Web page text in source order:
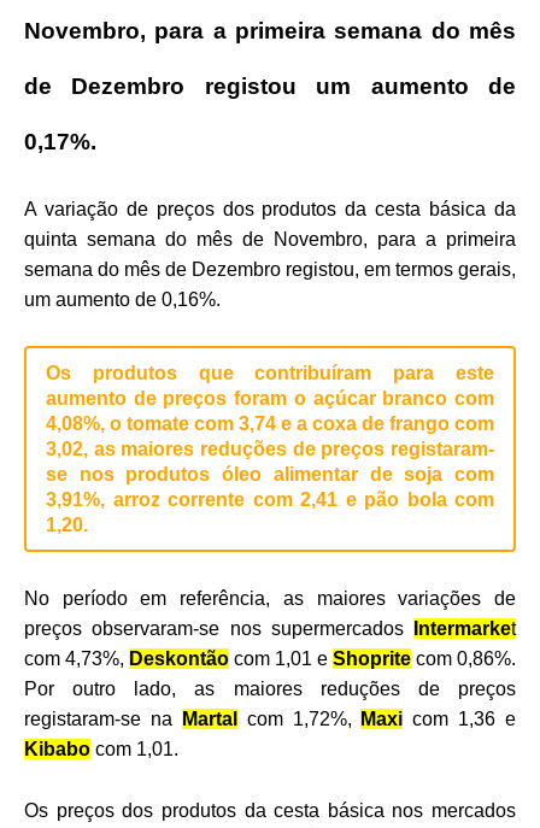
Novembro, para a primeira semana do mês
de Dezembro registou um aumento de
0,17%.
A variação de preços dos produtos da cesta básica da
quinta semana do mês de Novembro, para a primeira
semana do mês de Dezembro registou, em termos gerais,
um aumento de 0,16%.
Os produtos que contribuíram para este
aumento de preços foram o açúcar branco com
4,08%, o tomate com 3,74 e a coxa de frango com
3,02, as maiores reduções de preços registaram-
se nos produtos óleo alimentar de soja com
3,91%, arroz corrente com 2,41 e pão bola com
1,20.
No período em referência, as maiores variações de
preços observaram-se nos supermercados
Intermarket
com 4,73%, Deskontão com 1,01 e Shoprite com 0,86%.
Por outro lado, as maiores reduções de preços
registaram-se na
Martal com 1,72%, Maxi com 1,36 e
Kibabo com 1,01.
Os preços dos produtos da cesta básica nos mercados